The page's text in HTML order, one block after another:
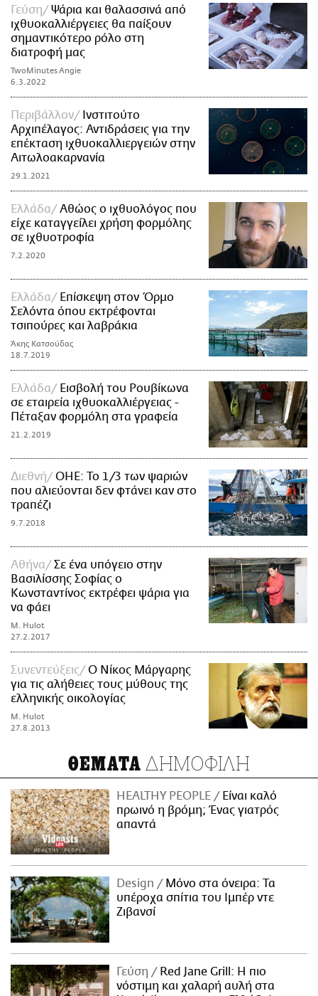
Γεύση
Ψάρια και θαλασσινά από
ιχθυοκαλλιέργειες θα παίξουν
σημαντικότερο ρόλο στη
διατροφή μας
TwoMinutes Angie
6.3.2022
Περιβάλλον
Ινστιτούτο
Αρχιπέλαγος: Αντιδράσεις για την
επέκταση ιχθυοκαλλιεργειών στην
Αιτωλοακαρνανία
29.1.2021
Ελλάδα
Αθώος ο ιχθυολόγος που
είχε καταγγείλει χρήση φορμόλης
σε ιχθυοτροφία
7.2.2020
Ελλάδα
Επίσκεψη στον Όρμο
Σελόντα όπου εκτρέφονται
τσιπούρες και λαβράκια
Άκης Κατσούδας
18.7.2019
Ελλάδα
Εισβολή του Ρουβίκωνα
σε εταιρεία ιχθυοκαλλιέργειας -
Πέταξαν φορμόλη στα γραφεία
21.2.2019
Διεθνή
ΟΗΕ: Το 1/3 των ψαριών
που αλιεύονται δεν φτάνει καν στο
τραπέζι
9.7.2018
Αθήνα
Σε ένα υπόγειο στην
Βασιλίσσης Σοφίας ο
Κωνσταντίνος εκτρέφει ψάρια για
να φάει
M. Hulot
27.2.2017
Συνεντεύξεις
O Νίκος Μάργαρης
για τις αλήθειες τους μύθους της
ελληνικής οικολογίας
M. Hulot
27.8.2013
ΘΕΜΑΤΑ ΔΗΜΟΦΙΛΗ
HEALTHY PEOPLE
Είναι καλό
πρωινό η βρόμη; Ένας γιατρός
απαντά
Design
Μόνο στα όνειρα: Τα
υπέροχα σπίτια του Ιμπέρ ντε
Ζιβανσί
Γεύση
Red Jane Grill: Η πιο
νόστιμη και χαλαρή αυλή στα